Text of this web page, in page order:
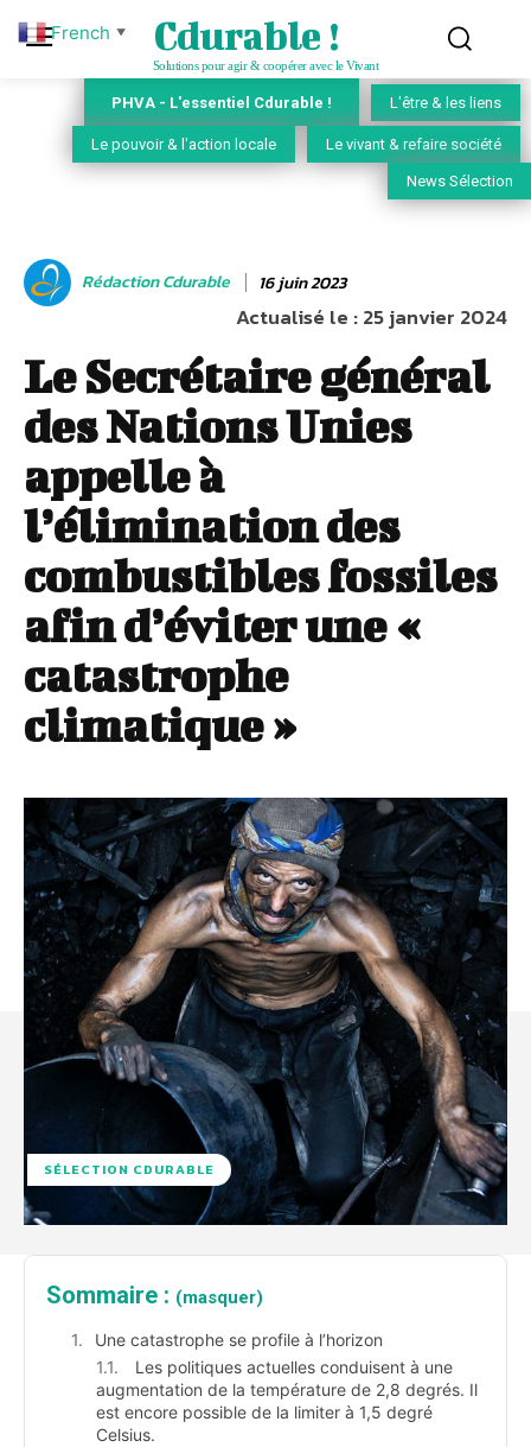
Cdurable !
Solutions pour agir & coopérer avec le Vivant
PHVA - L'essentiel Cdurable ! L'être & les liens
Le pouvoir & l'action locale Le vivant & refaire société
News Sélection
Rédaction Cdurable 16 juin 2023
Actualisé le :25 janvier 2024
Le Secrétaire général
des Nations Unies
appelle à
l’élimination des
combustibles fossiles
afin d’éviter une «
catastrophe
climatique »
SÉLECTION CDURABLE
Sommaire : (masquer)
Une catastrophe se profile à l’horizon
Les politiques actuelles conduisent à une
augmentation de la température de 2,8 degrés. Il
est encore possible de la limiter à 1,5 degré
Celsius.
French ▼